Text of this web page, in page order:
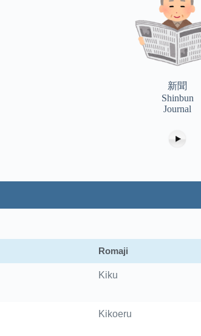
新聞
Shinbun
Journal
Romaji
Kiku
Kikoeru